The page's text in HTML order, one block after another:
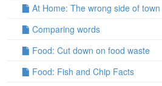
At Home: The wrong side of town
Comparing words
Food: Cut down on food waste
Food: Fish and Chip Facts